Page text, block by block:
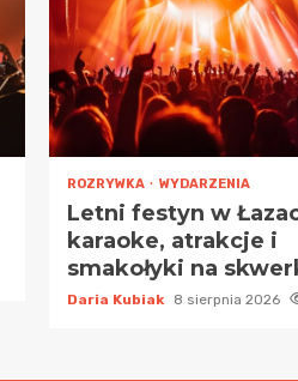
ROZRYWKA WYDARZENIA
Letni festyn w
karaoke, atrakcje i
smakołyki na
Daria Kubiak 8 sierpnia 2026